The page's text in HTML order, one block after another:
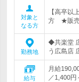
対象と
なる方
【高卒以
方 ★販売
勤務地
◆共楽堂
う広島店
給与
月給
／1,400